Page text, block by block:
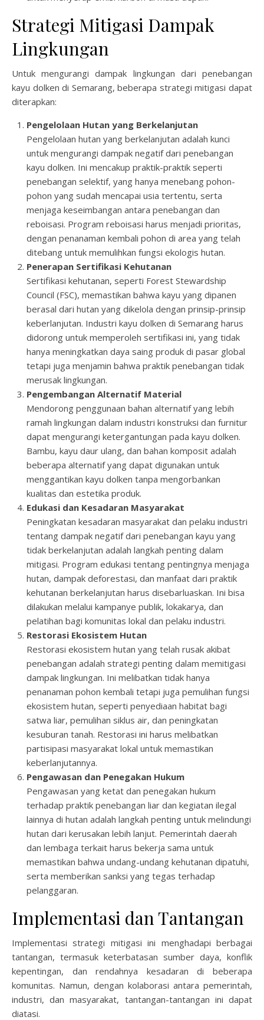
Strategi Mitigasi Dampak
Lingkungan
Untuk mengurangi dampak lingkungan dari penebangan
kayu dolken di Semarang, beberapa strategi mitigasi dapat
diterapkan:
Pengelolaan Hutan yang Berkelanjutan
Pengelolaan hutan yang berkelanjutan adalah kunci
untuk mengurangi dampak negatif dari penebangan
kayu dolken. Ini mencakup praktik-praktik seperti
penebangan selektif, yang hanya menebang pohon-
pohon yang sudah mencapai usia tertentu, serta
menjaga keseimbangan antara penebangan dan
reboisasi. Program reboisasi harus menjadi prioritas,
dengan penanaman kembali pohon di area yang telah
ditebang untuk memulihkan fungsi ekologis hutan.
Penerapan Sertifikasi Kehutanan
Sertifikasi kehutanan, seperti Forest Stewardship
Council (FSC), memastikan bahwa kayu yang dipanen
berasal dari hutan yang dikelola dengan prinsip-prinsip
keberlanjutan. Industri kayu dolken di Semarang harus
didorong untuk memperoleh sertifikasi ini, yang tidak
hanya meningkatkan daya saing produk di pasar global
tetapi juga menjamin bahwa praktik penebangan tidak
merusak lingkungan.
Pengembangan Alternatif Material
Mendorong penggunaan bahan alternatif yang lebih
ramah lingkungan dalam industri konstruksi dan furnitur
dapat mengurangi ketergantungan pada kayu dolken.
Bambu, kayu daur ulang, dan bahan komposit adalah
beberapa alternatif yang dapat digunakan untuk
menggantikan kayu dolken tanpa mengorbankan
kualitas dan estetika produk.
Edukasi dan Kesadaran Masyarakat
Peningkatan kesadaran masyarakat dan pelaku industri
tentang dampak negatif dari penebangan kayu yang
tidak berkelanjutan adalah langkah penting dalam
mitigasi. Program edukasi tentang pentingnya menjaga
hutan, dampak deforestasi, dan manfaat dari praktik
kehutanan berkelanjutan harus disebarluaskan. Ini bisa
dilakukan melalui kampanye publik, lokakarya, dan
pelatihan bagi komunitas lokal dan pelaku industri.
Restorasi Ekosistem Hutan
Restorasi ekosistem hutan yang telah rusak akibat
penebangan adalah strategi penting dalam memitigasi
dampak lingkungan. Ini melibatkan tidak hanya
penanaman pohon kembali tetapi juga pemulihan fungsi
ekosistem hutan, seperti penyediaan habitat bagi
satwa liar, pemulihan siklus air, dan peningkatan
kesuburan tanah. Restorasi ini harus melibatkan
partisipasi masyarakat lokal untuk memastikan
keberlanjutannya.
Pengawasan dan Penegakan Hukum
Pengawasan yang ketat dan penegakan hukum
terhadap praktik penebangan liar dan kegiatan ilegal
lainnya di hutan adalah langkah penting untuk melindungi
hutan dari kerusakan lebih lanjut. Pemerintah daerah
dan lembaga terkait harus bekerja sama untuk
memastikan bahwa undang-undang kehutanan dipatuhi,
serta memberikan sanksi yang tegas terhadap
pelanggaran.
Implementasi dan Tantangan
Implementasi strategi mitigasi ini menghadapi berbagai
tantangan, termasuk keterbatasan sumber daya, konflik
kepentingan, dan rendahnya kesadaran di beberapa
komunitas. Namun, dengan kolaborasi antara pemerintah,
industri, dan masyarakat, tantangan-tantangan ini dapat
diatasi.